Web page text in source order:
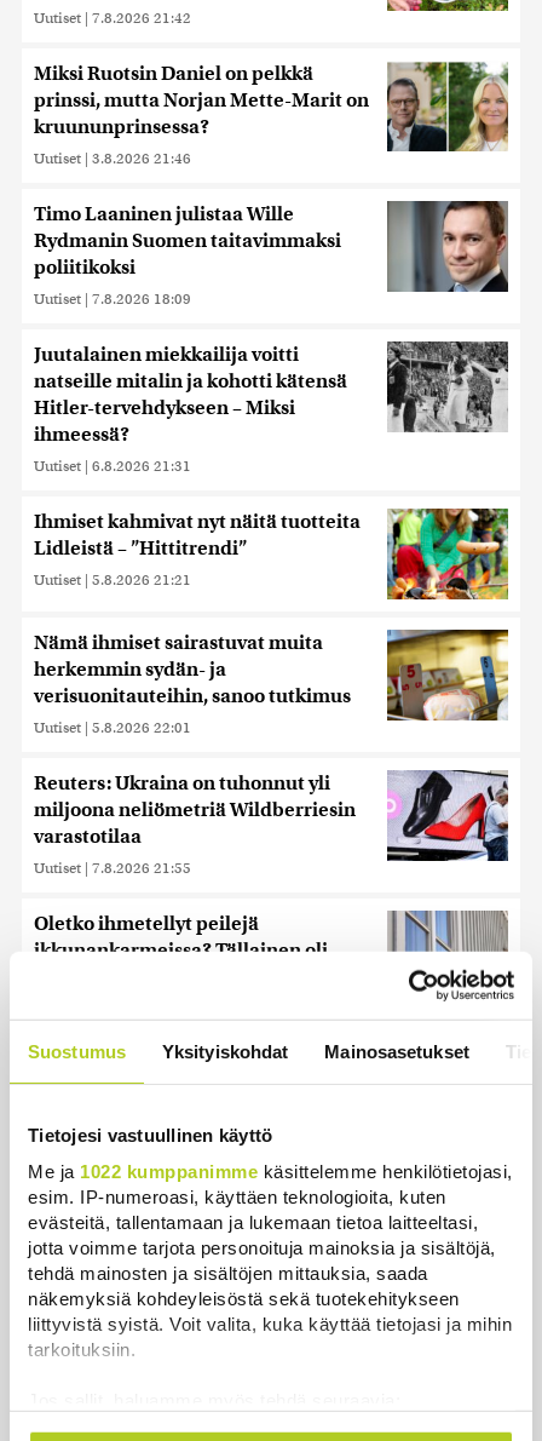
Suostumus Yksityiskohdat Mainosasetukset
Tietojesi vastuullinen käyttö
Me ja 1022 kumppanimme käsittelemme henkilötietojasi,
esim. IP-numeroasi, käyttäen teknologioita, kuten
evästeitä, tallentamaan ja lukemaan tietoa laitteeltasi,
jotta voimme tarjota personoituja mainoksia ja sisältöjä,
tehdä mainosten ja sisältöjen mittauksia, saada
näkemyksiä kohdeyleisöstä sekä tuotekehitykseen
liittyvistä syistä. Voit valita, kuka käyttää tietojasi ja mihin
tarkoituksiin.
Kerätä tietoja maantieteellisestä sijainnistasi,
Uutiset | 7.8.2026 21:42
Miksi Ruotsin Daniel on pelkkä
prinssi, mutta Norjan Mette-Marit on
kruununprinsessa?
Uutiset | 3.8.2026 21:46
Timo Laaninen julistaa Wille
Rydmanin Suomen taitavimmaksi
poliitikoksi
Uutiset | 7.8.2026 18:09
Juutalainen miekkailija voitti
natseille mitalin ja kohotti kätensä
Hitler-tervehdykseen – Miksi
ihmeessä?
Uutiset | 6.8.2026 21:31
Ihmiset kahmivat nyt näitä tuotteita
Lidleistä – ”Hittitrendi”
Uutiset | 5.8.2026 21:21
Nämä ihmiset sairastuvat muita
herkemmin sydän- ja
verisuonitauteihin, sanoo tutkimus
Uutiset | 5.8.2026 22:01
Reuters: Ukraina on tuhonnut yli
miljoona neliömetriä Wildberriesin
varastotilaa
Uutiset | 7.8.2026 21:55
Oletko ihmetellyt peilejä
ikkunankarmeissa? Tällainen oli
Poliisi tutkii useita seksuaalirikoksia
Turussa – kohdistuneet sattumalta
Uutiset | 7.8.2026 10:55
Keskustan Siika-aho kertoo, mikä
hänestä on Ylen gallupin todellinen
uutinen – ”Kokoomus maksaa siitä
hintaa”
Uutiset | 6.8.2026 11:56